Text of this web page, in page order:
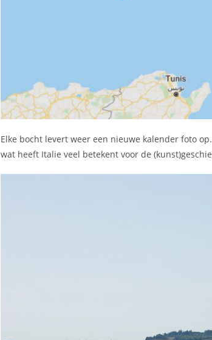
Elke bocht levert weer een nieuwe kalender foto
wat heeft Italie veel betekent voor de